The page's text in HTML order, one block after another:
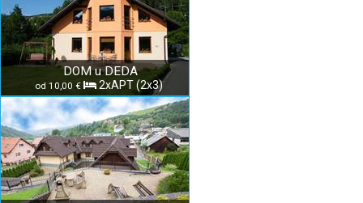
DOM u DEDA
od 10,00 € 2xAPT (2x3)